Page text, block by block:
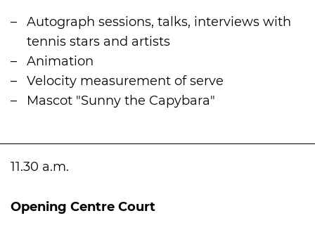
Autograph sessions, talks, interviews with
tennis stars and artists
Animation
Velocity measurement of serve
Mascot "Sunny the Capybara"
11.30 a.m.
Opening Centre Court